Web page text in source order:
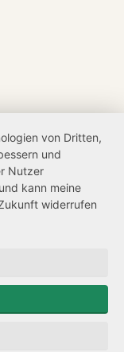
von Dritten,
und
Nutzer
kann meine
widerrufen